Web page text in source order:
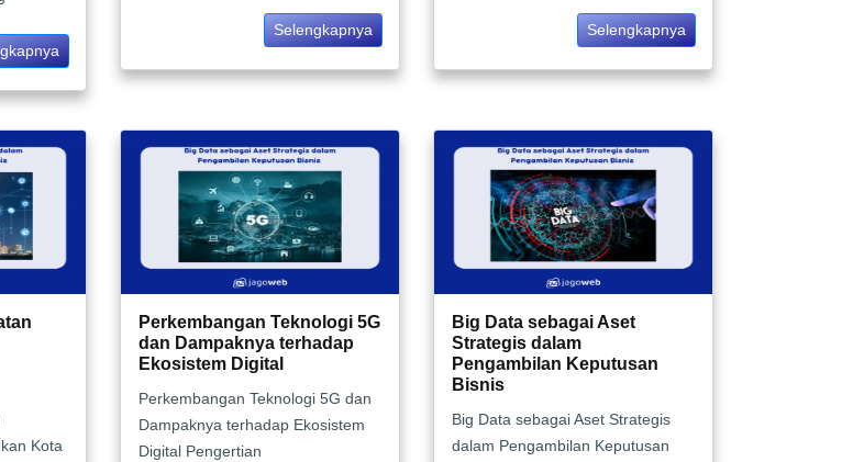
Selengkapnya Selengkapnya
Kota
Perkembangan Teknologi 5G
dan Dampaknya terhadap
Ekosistem Digital
Perkembangan Teknologi 5G dan
Dampaknya terhadap Ekosistem
Digital Pengertian
Big Data sebagai Aset
Strategis dalam
Pengambilan Keputusan
Bisnis
Big Data sebagai Aset Strategis
dalam Pengambilan Keputusan